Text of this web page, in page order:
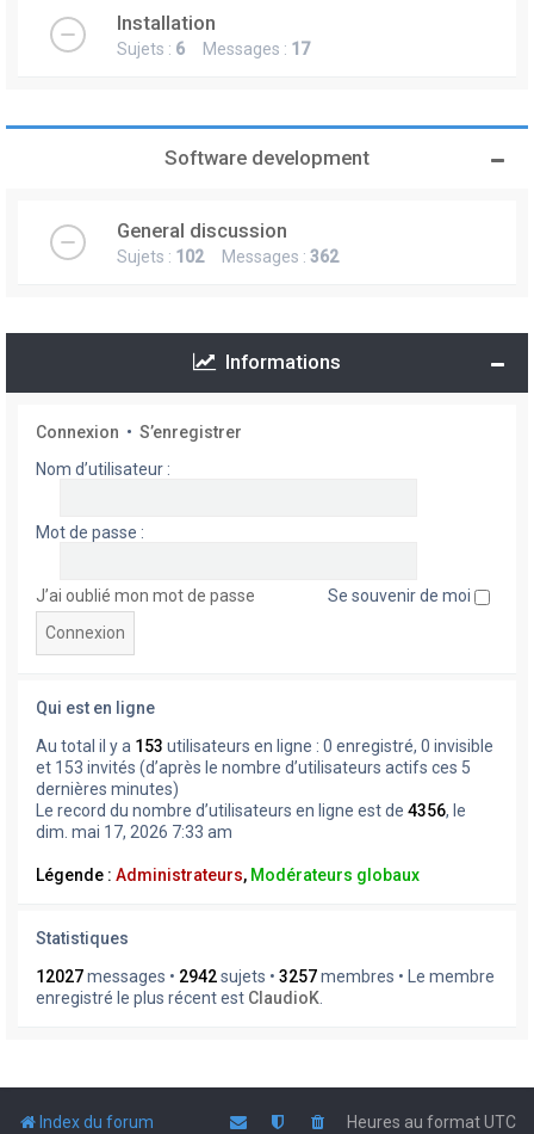
Installation
Sujets : 6 Messages : 17
Software development
General discussion
Sujets : 102Messages : 362
Informations
Connexion • S’enregistrer
Nom d’utilisateur :
Mot de passe :
J’ai oublié mon mot de passe Se souvenir de moi
Qui est en ligne
Au total il y a 153 utilisateurs en ligne : 0 enregistré, 0 invisible
et 153 invités (d’après le nombre d’utilisateurs actifs ces 5
dernières minutes)
Le record du nombre d’utilisateurs en ligne est de 4356, le
dim. mai 17, 2026 7:33 am
Légende : Administrateurs, Modérateurs globaux
Statistiques
12027messages • 2942sujets • 3257membres • Le membre
enregistré le plus récent est ClaudioK
Index du forum Heures au formatUTC